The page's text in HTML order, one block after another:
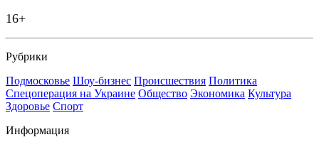
16+
Рубрики
Подмосковье Шоу-бизнес Происшествия Политика
Спецоперация на Украине Общество Экономика Культура
Здоровье Спорт
Информация